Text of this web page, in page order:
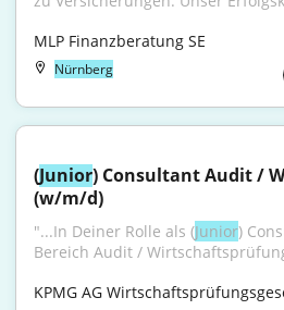
MLP Finanzberatung SE
Nürnberg
(Junior) Consultant Audit /
(w/m/d)
"...In Deiner Rolle als (Junior)
Bereich Audit /
KPMG AG